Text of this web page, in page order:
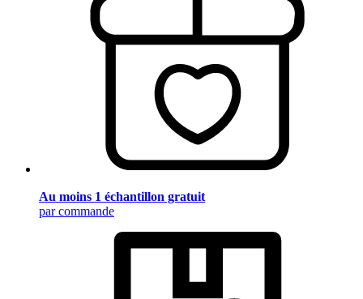
Au moins 1 échantillon gratuit
par commande